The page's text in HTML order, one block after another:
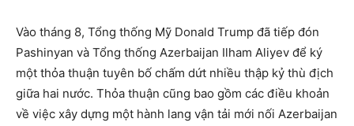
Vào tháng 8, Tổng thống Mỹ Donald Trump đã tiếp đón
Pashinyan và Tổng thống Azerbaijan Ilham Aliyev để ký
một thỏa thuận tuyên bố chấm dứt nhiều thập kỷ thù địch
giữa hai nước. Thỏa thuận cũng bao gồm các điều khoản
về việc xây dựng một hành lang vận tải mới nối Azerbaijan